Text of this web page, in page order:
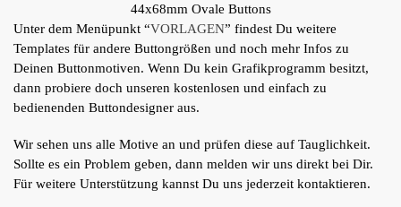
44x68mm Ovale Buttons
Unter dem Menüpunkt “VORLAGEN” findest Du weitere
Templates für andere Buttongrößen und noch mehr Infos zu
Deinen Buttonmotiven. Wenn Du kein Grafikprogramm besitzt,
dann probiere doch unseren kostenlosen und einfach zu
bedienenden Buttondesigner aus.
Wir sehen uns alle Motive an und prüfen diese auf Tauglichkeit.
Sollte es ein Problem geben, dann melden wir uns direkt bei Dir.
Für weitere Unterstützung kannst Du uns jederzeit kontaktieren.